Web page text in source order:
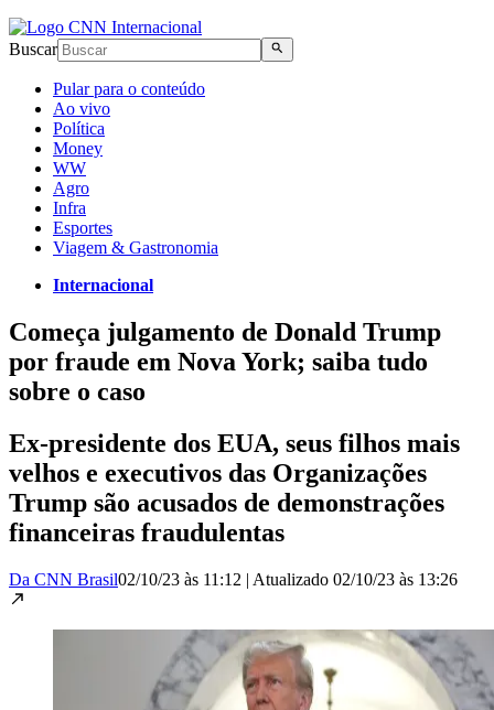
Buscar
Pular para o conteúdo
Ao vivo
Política
Money
WW
Agro
Infra
Esportes
Viagem & Gastronomia
Internacional
Começa julgamento de Donald Trump
por fraude em Nova York; saiba tudo
sobre o caso
Ex-presidente dos EUA, seus filhos mais
velhos e executivos das Organizações
Trump são acusados de demonstrações
financeiras fraudulentas
Da CNN Brasil02/10/23 às 11:12 | Atualizado 02/10/23 às 13:26